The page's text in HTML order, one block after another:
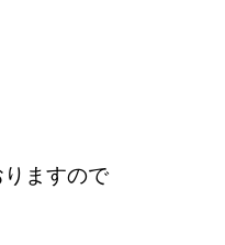
ますので